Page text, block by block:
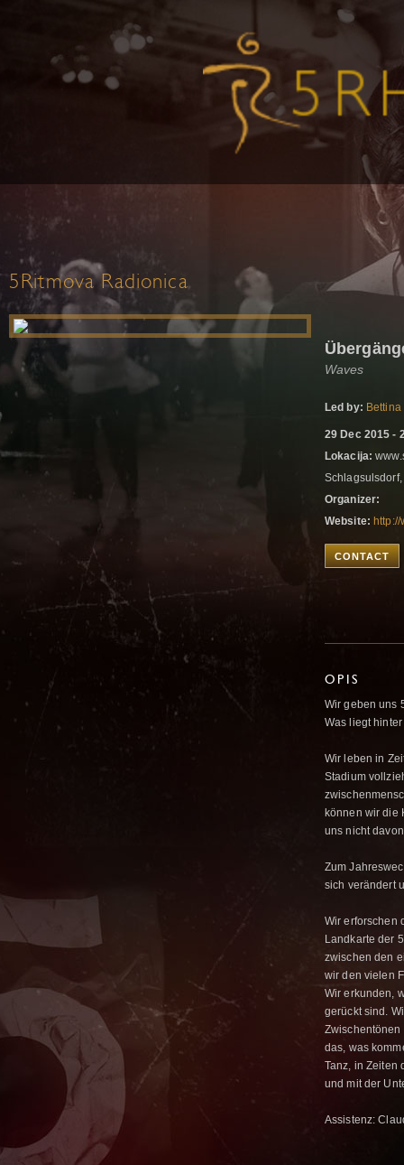
5Ritmova Radionica
Waves
Led by:
29 Dec 2015 -
Lokacija:
Organizer:
Website:
CONTACT
OPIS
Wir geben uns
Was liegt
Wir leben in
Stadium
können wir die
uns nicht
Zum
sich verändert
Wir erforschen
Landkarte der
zwischen den
wir den vielen
Wir erkunden,
gerückt sind.
Zwischentönen
das, was
Tanz, in Zeiten
und mit der
Assistenz: